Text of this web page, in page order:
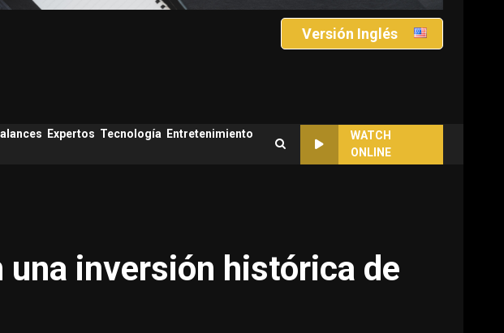
Versión Inglés
Expertos Tecnología
Entretenimiento
WATCH
ONLINE
inversión histórica de